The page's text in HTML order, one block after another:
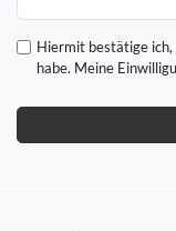
Hiermit bestätige ich,
habe. Meine